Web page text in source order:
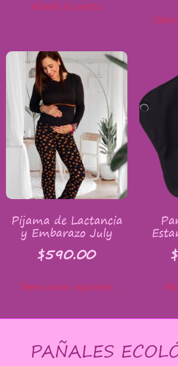
Añadir al carrito
Pijama de Lactancia
y Embarazo July
$590.00
Seleccionar opciones
$
PAÑALES